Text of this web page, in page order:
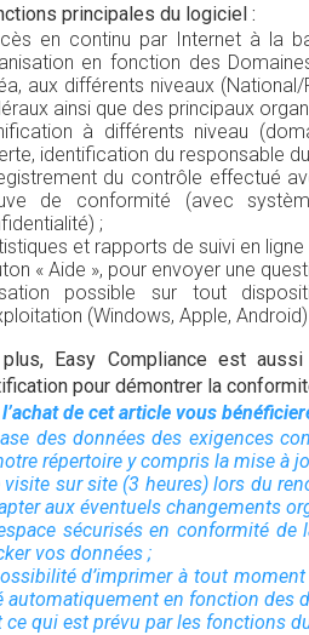
principales du logiciel :
en continu par Internet à la
en fonction des
aux différents niveaux
ainsi que des principaux
à différents niveau
identification du responsable
du contrôle effectué
de conformité (avec
;
et rapports de suivi en
« Aide », pour envoyer une
possible sur tout
(Windows, Apple, Android)
Easy Compliance est
pour démontrer la
de cet article vous
des données des exigences
répertoire y compris la mise à
visite sur site (3 heures) lors du
aux éventuels changements
sécurisés en conformité de
vos données ;
d’imprimer à tout
automatiquement en fonction des
ce qui est prévu par les fonctions